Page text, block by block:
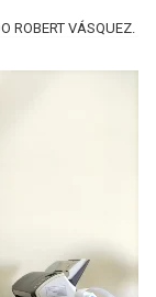
ROBERT VÁSQUEZ.